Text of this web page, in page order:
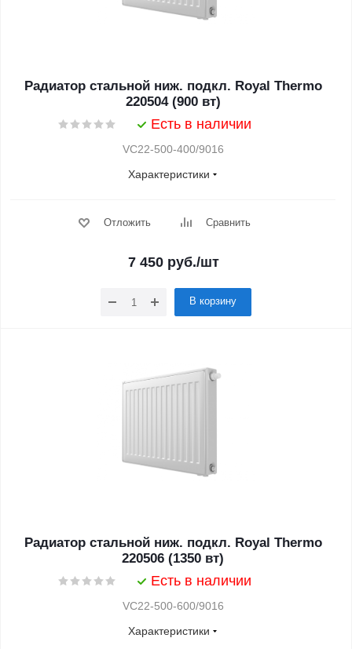
Радиатор стальной ниж. подкл. Royal Thermo
220504 (900 вт)
Есть в наличии
VC22-500-400/9016
Характеристики
Отложить Сравнить
7 450руб./шт
В корзину
Радиатор стальной ниж. подкл. Royal Thermo
220506 (1350 вт)
Есть в наличии
VC22-500-600/9016
Характеристики